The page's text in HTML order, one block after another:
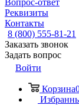
Вопрос-ответ
Реквизиты
Контакты
8 (800) 555-81-21
Заказать звонок
Задать вопрос
Войти
Корзина